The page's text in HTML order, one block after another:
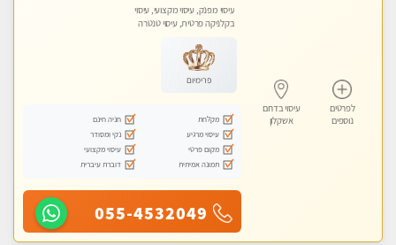
לפרטים
נוספים
עיסוי בדרום
אשקלון
עיסוי מפנק, עיסוי מקצועי, עיסוי
בקלניקה פרטית, עיסוי טנטרה
פרימיום
מקלחת
חניה חינם
עיסוי מרגיע
נקי ומסודר
מקום פרטי
עיסוי מקצועי
תמונה אמיתית
דוברת עיברית
055-4532049